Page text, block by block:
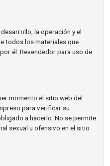
la operación y el
todos los materiales que
él. Revendedor para uso de
momento el sitio web del
para verificar su
a hacerlo. No se permite
sexual u ofensivo en el sitio